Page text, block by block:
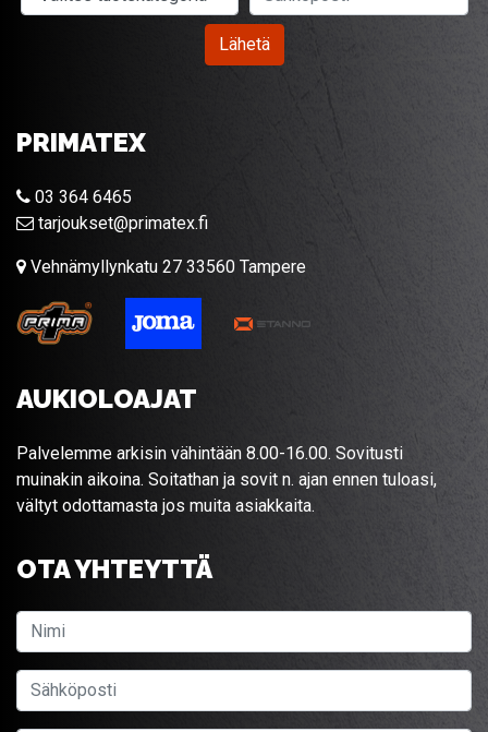
Lähetä
PRIMATEX
03 364 6465
tarjoukset@primatex.fi
Vehnämyllynkatu 27 33560 Tampere
AUKIOLOAJAT
Palvelemme arkisin vähintään 8.00-16.00. Sovitusti
muinakin aikoina. Soitathan ja sovit n. ajan ennen tuloasi,
vältyt odottamasta jos muita asiakkaita.
OTA YHTEYTTÄ